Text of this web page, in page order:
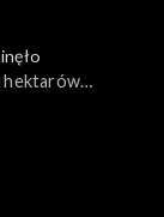
hektarów